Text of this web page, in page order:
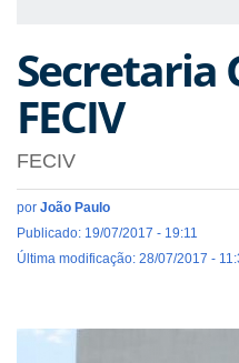
Secretaria
FECIV
FECIV
por João Paulo
Publicado: 19/07/2017 - 19:11
Última modificação: 28/07/2017 -